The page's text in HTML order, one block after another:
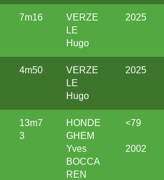
7m16
VERZE
LE
Hugo
2025
4m50
VERZE
LE
Hugo
2025
13m7
3
HONDE
GHEM
Yves
BOCCA
REN
<79
2002